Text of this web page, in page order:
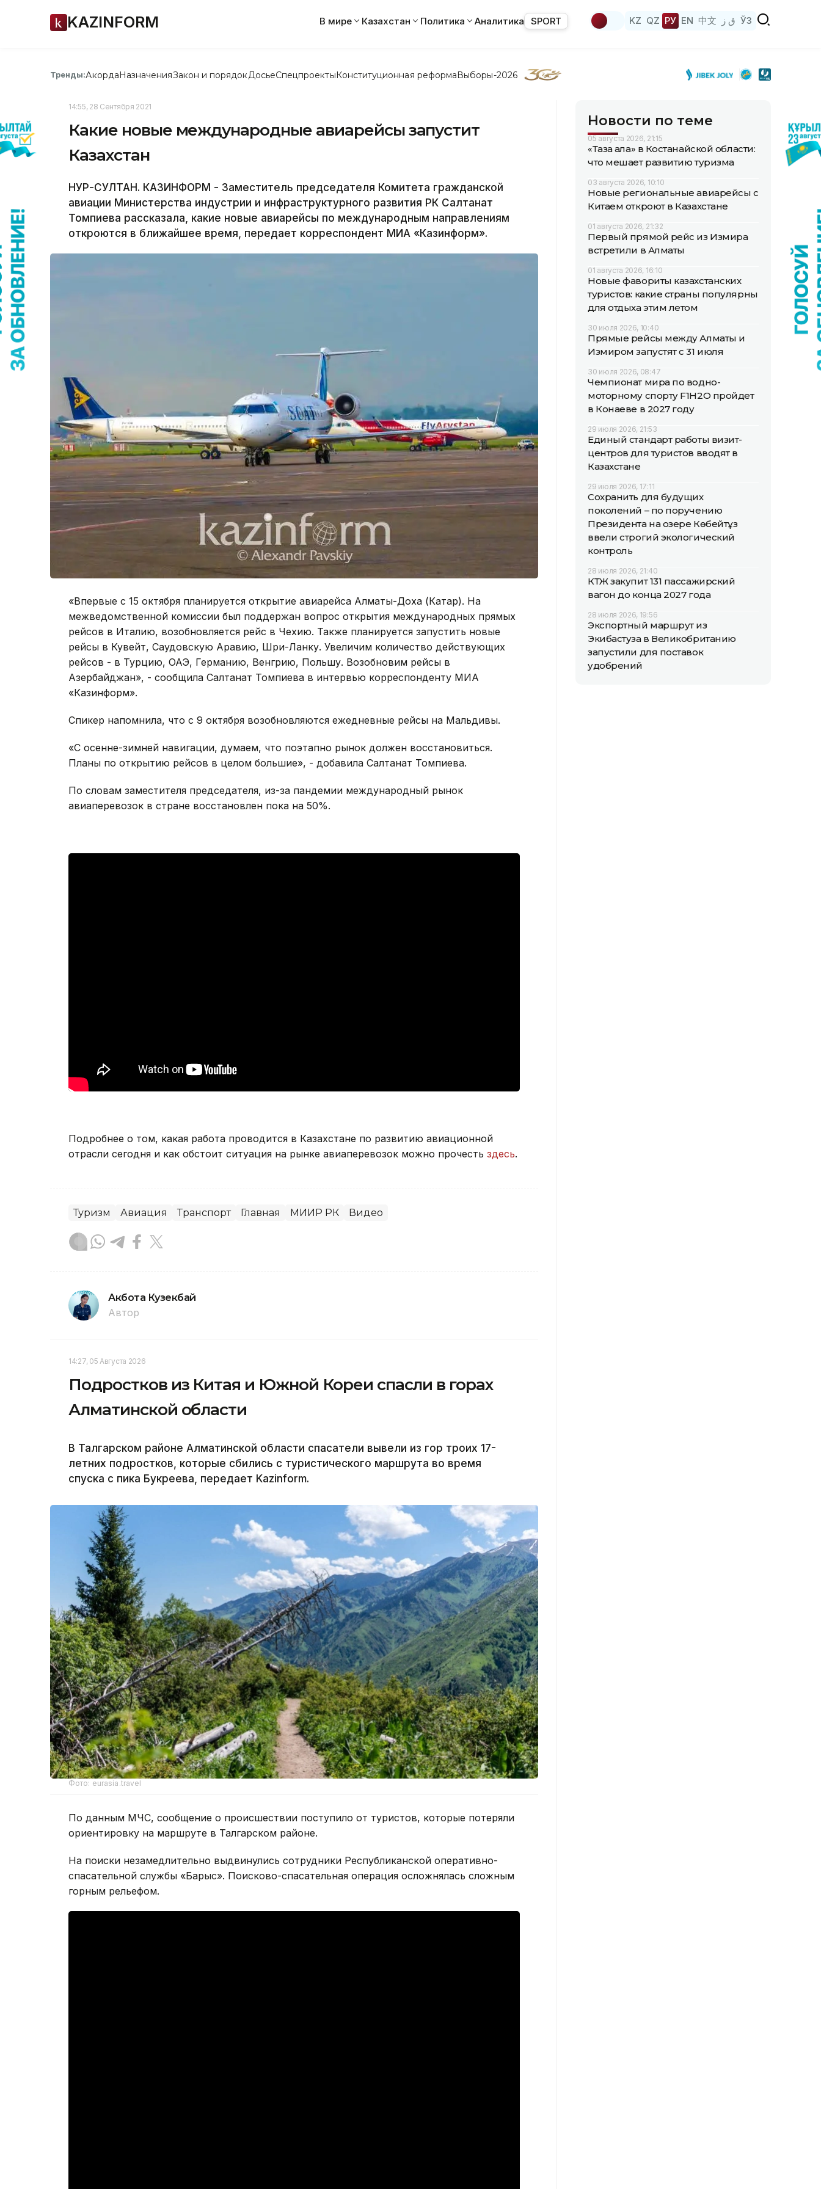
KAZINFORM В мире Казахстан Политика Аналитика SPORT KZ QZ РУ EN 中文 ق ز ЎЗ
Тренды:АкордаНазначенияЗакон и порядок ДосьеСпецпроектыКонституционная реформаВыборы-2026
14:55, 28 Сентября 2021
Какие новые международные авиарейсы запустит
Казахстан
НУР-СУЛТАН. КАЗИНФОРМ - Заместитель председателя Комитета гражданской
авиации Министерства индустрии и инфраструктурного развития РК Салтанат
Томпиева рассказала, какие новые авиарейсы по международным направлениям
откроются в ближайшее время, передает корреспондент МИА «Казинформ».
«Впервые с 15 октября планируется открытие авиарейса Алматы-Доха (Катар). На
межведомственной комиссии был поддержан вопрос открытия международных прямых
рейсов в Италию, возобновляется рейс в Чехию. Также планируется запустить новые
рейсы в Кувейт, Саудовскую Аравию, Шри-Ланку. Увеличим количество действующих
рейсов - в Турцию, ОАЭ, Германию, Венгрию, Польшу. Возобновим рейсы в
Азербайджан», - сообщила Салтанат Томпиева в интервью корреспонденту МИА
«Казинформ».
Спикер напомнила, что с 9 октября возобновляются ежедневные рейсы на Мальдивы.
«С осенне-зимней навигации, думаем, что поэтапно рынок должен восстановиться.
Планы по открытию рейсов в целом большие», - добавила Салтанат Томпиева.
По словам заместителя председателя, из-за пандемии международный рынок
авиаперевозок в стране восстановлен пока на 50%.
Подробнее о том, какая работа проводится в Казахстане по развитию авиационной
отрасли сегодня и как обстоит ситуация на рынке авиаперевозок можно прочесть здесь.
Туризм Авиация Транспорт Главная МИИР РК Видео
Акбота Кузекбай
Автор
14:27, 05 Августа 2026
Подростков из Китая и Южной Кореи спасли в горах
Алматинской области
В Талгарском районе Алматинской области спасатели вывели из гор троих 17-
летних подростков, которые сбились с туристического маршрута во время
спуска с пика Букреева, передает Kazinform.
Фото: eurasia.travel
По данным МЧС, сообщение о происшествии поступило от туристов, которые потеряли
ориентировку на маршруте в Талгарском районе.
На поиски незамедлительно выдвинулись сотрудники Республиканской оперативно-
спасательной службы «Барыс». Поисково-спасательная операция осложнялась сложным
горным рельефом.
Новости по теме
05 августа 2026, 21:15
«Таза қала» в Костанайской области:
что мешает развитию туризма
03 августа 2026, 10:10
Новые региональные авиарейсы с
Китаем откроют в Казахстане
01 августа 2026, 21:32
Первый прямой рейс из Измира
встретили в Алматы
01 августа 2026, 16:10
Новые фавориты казахстанских
туристов: какие страны популярны
для отдыха этим летом
30 июля 2026, 10:40
Прямые рейсы между Алматы и
Измиром запустят с 31 июля
30 июля 2026, 08:47
Чемпионат мира по водно-
моторному спорту F1H2O пройдет
в Конаеве в 2027 году
29 июля 2026, 21:53
Единый стандарт работы визит-
центров для туристов вводят в
Казахстане
29 июля 2026, 17:11
Сохранить для будущих
поколений – по поручению
Президента на озере Көбейтұз
ввели строгий экологический
контроль
28 июля 2026, 21:40
КТЖ закупит 131 пассажирский
вагон до конца 2027 года
28 июля 2026, 19:56
Экспортный маршрут из
Экибастуза в Великобританию
запустили для поставок
удобрений